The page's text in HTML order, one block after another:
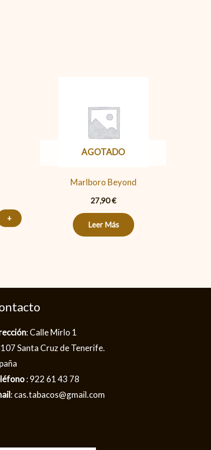
+
AGOTADO
Marlboro Beyond
27,90€
Leer Más
: Calle Mirlo 1
Santa Cruz de Tenerife.
: 922 61 43 78
: cas.tabacos@gmail.com